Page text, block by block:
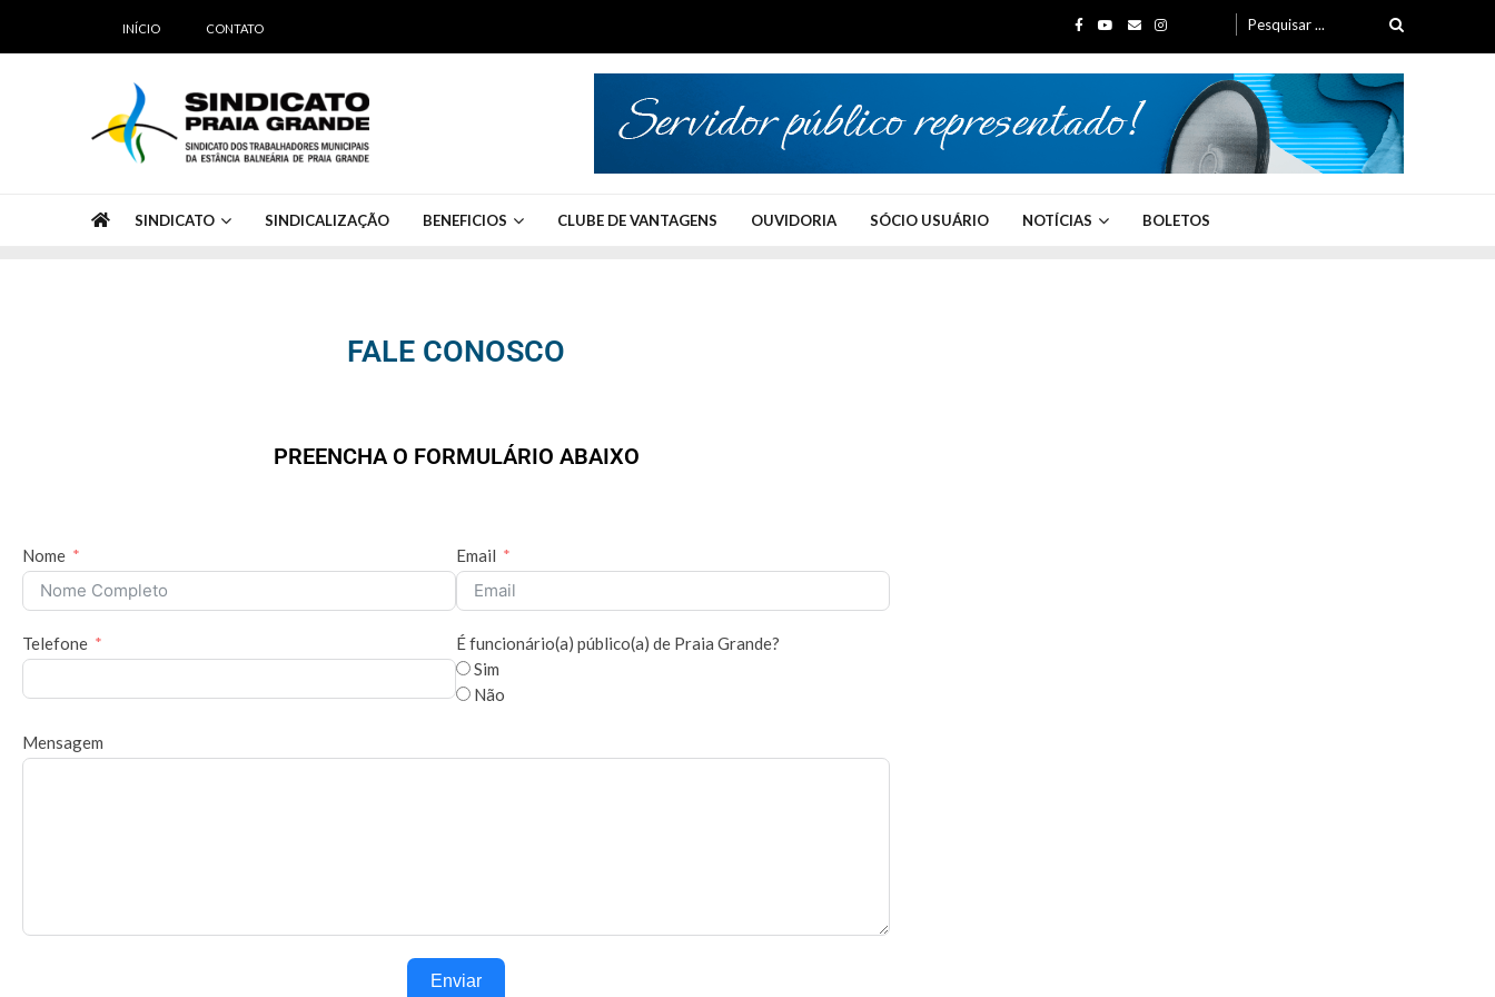
INÍCIO CONTATO
SINDICATO SINDICALIZAÇÃO BENEFICIOS CLUBE DE VANTAGENS OUVIDORIA SÓCIO USUÁRIO NOTÍCIAS BOLETOS
FALE CONOSCO
PREENCHA O FORMULÁRIO ABAIXO
Nome
Telefone
Email
É funcionário(a) público(a) de Praia Grande?
Sim
Não
Mensagem
Enviar